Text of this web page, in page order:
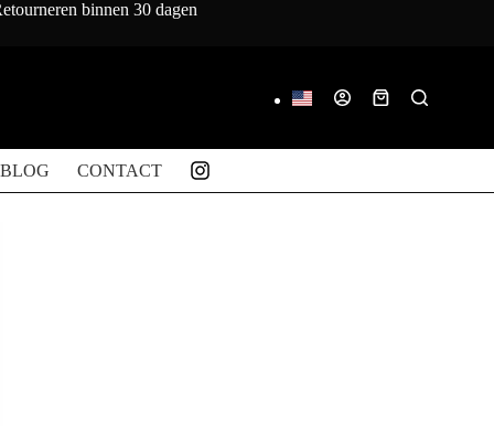
binnen 30 dagen
Winkelwagen
BLOG CONTACT